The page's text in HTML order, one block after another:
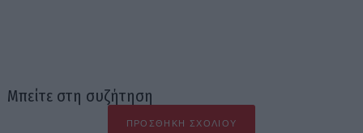
Μπείτε στη συζήτηση
ΠΡΟΣΘΉΚΗ ΣΧΟΛΊΟΥ